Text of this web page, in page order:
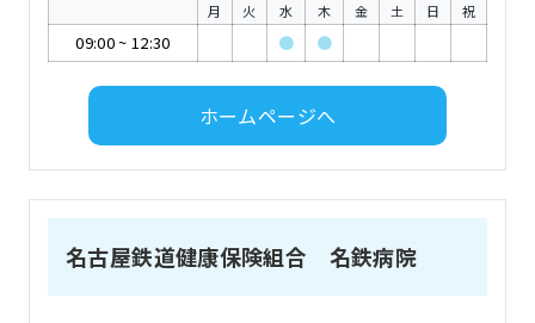
月 火 水 木 金 土 日 祝
09:00~ 12:30 ● ●
ホームページへ
名古屋鉄道健康保険組合 名鉄病院